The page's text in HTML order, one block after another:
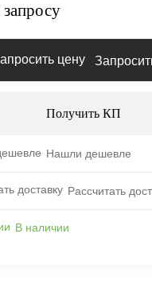
Получить КП
Нашли дешевле
Рассчитать
В наличии